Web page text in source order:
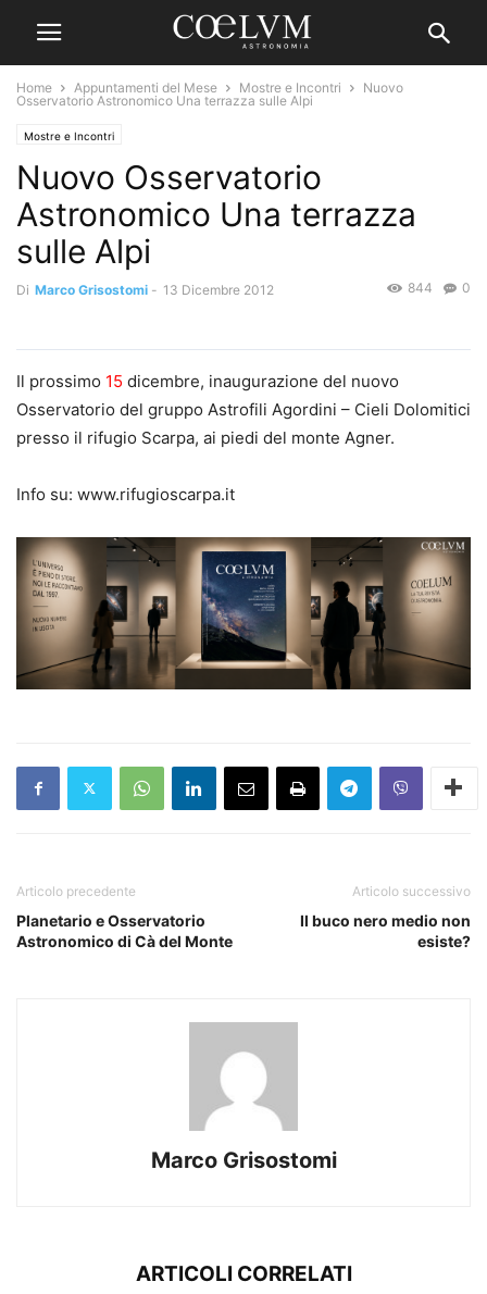
Home Appuntamenti del Mese Mostre e Incontri
Nuovo
Osservatorio Astronomico Una terrazza sulle Alpi
Mostre e Incontri
Nuovo Osservatorio
Astronomico Una terrazza
sulle Alpi
Di Marco Grisostomi - 13 Dicembre 2012 0
844
Il prossimo 15 dicembre, inaugurazione del nuovo
Osservatorio del gruppo Astrofili Agordini – Cieli Dolomitici
presso il rifugio Scarpa, ai piedi del monte Agner.
Info su: www.rifugioscarpa.it
Articolo precedente
Planetario e Osservatorio
Astronomico di Cà del Monte
Articolo successivo
Il buco nero medio non
esiste?
Marco Grisostomi
ARTICOLI CORRELATI